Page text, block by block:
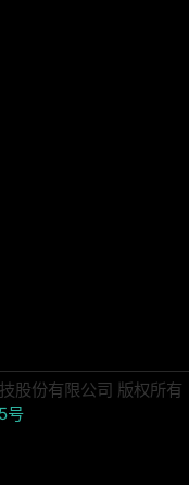
股份有限公司 版权所有
号